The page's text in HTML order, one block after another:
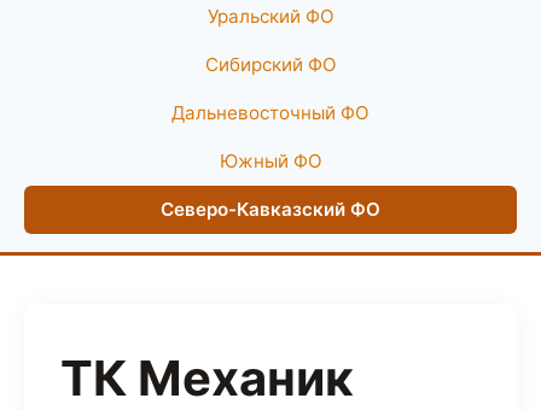
Уральский ФО
Сибирский ФО
Дальневосточный ФО
Южный ФО
Северо-Кавказский ФО
ТК Механик